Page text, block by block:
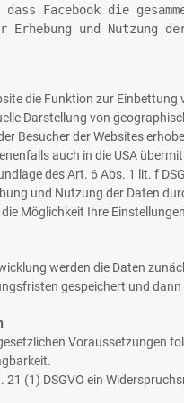
dass Facebook die
Erhebung und Nutzung
die Funktion zur
Darstellung von
Besucher der Websites
auch in die USA
des Art. 6 Abs. 1 lit. f
und Nutzung der Daten
Möglichkeit Ihre
werden die Daten
gespeichert und
Voraussetzungen
(1) DSGVO ein